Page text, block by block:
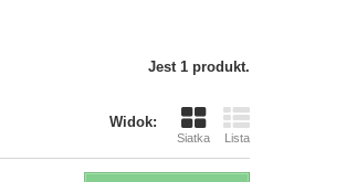
Jest 1 produkt.
Widok:
Siatka Lista